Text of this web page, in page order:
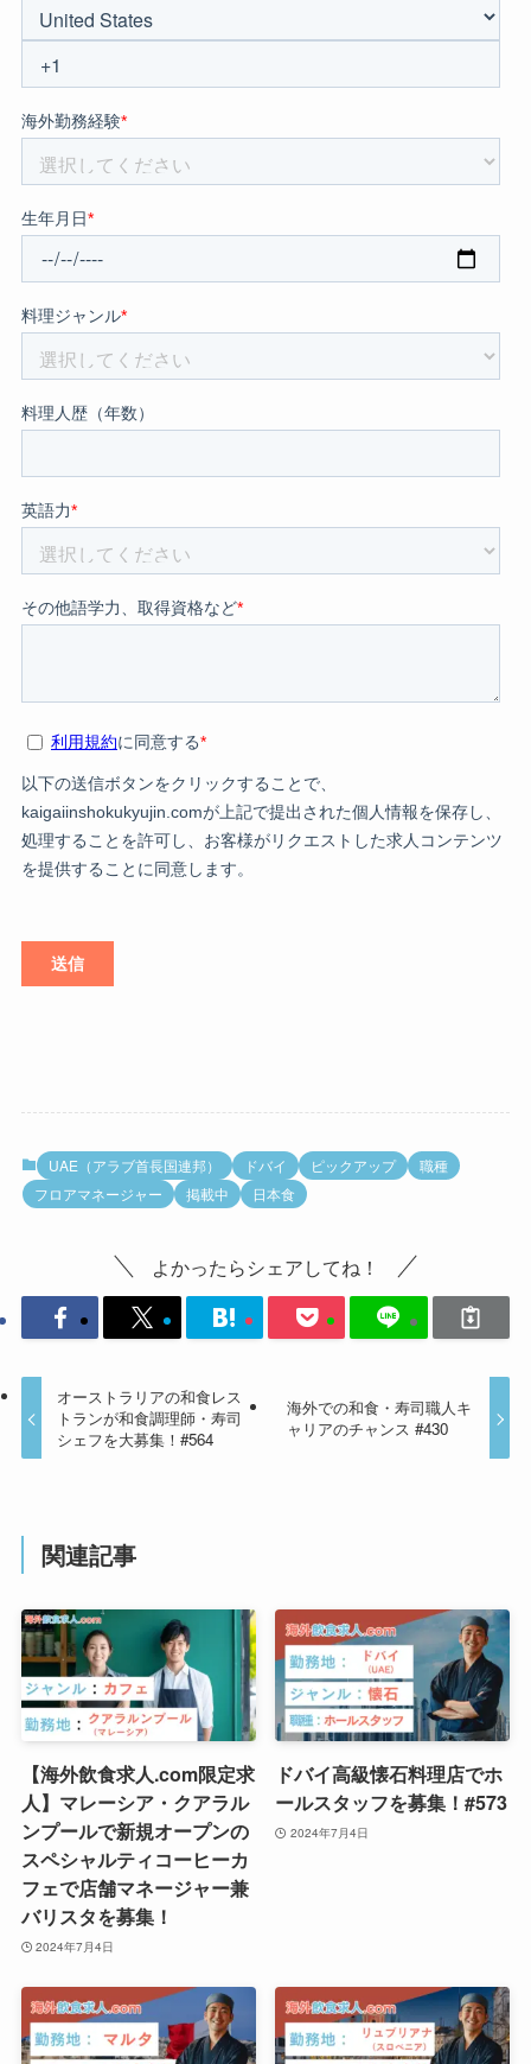
UAE（アラブ首長国連邦） ドバイ ピックアップ
職種
フロアマネージャー
掲載中 日本食
よかったらシェアしてね！
オーストラリアの和食レス
トランが和食調理師・寿司
シェフを大募集！#564
海外での和食・寿司職人キ
ャリアのチャンス #430
関連記事
【海外飲食求人.com限定求
人】マレーシア・クアラル
ンプールで新規オープンの
スペシャルティコーヒーカ
フェで店舗マネージャー兼
バリスタを募集！
2024年7月4日
ドバイ高級懐石料理店でホ
ールスタッフを募集！#573
2024年7月4日